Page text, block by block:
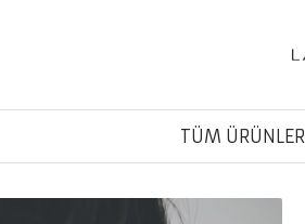
TÜM ÜRÜNLER